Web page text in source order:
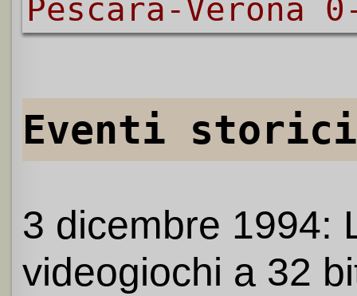
Pescara-Verona
Eventi storici
3 dicembre 1994:
videogiochi a 32